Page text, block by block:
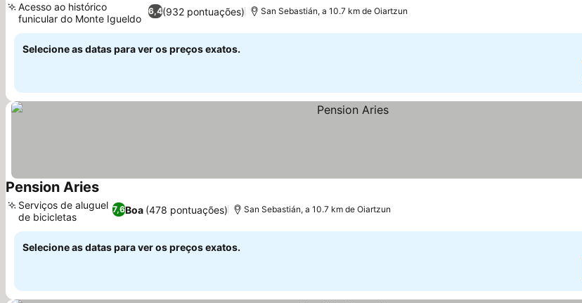
6,4(932 pontuações)
Acesso ao histórico
funicular do Monte Igueldo
San Sebastián, a 10.7 km de Oiartzun
Selecione as datas para ver os preços exatos.
Pension Aries
7,6Boa (478 pontuações)
Serviços de aluguel
de bicicletas
San Sebastián, a 10.7 km de Oiartzun
Selecione as datas para ver os preços exatos.